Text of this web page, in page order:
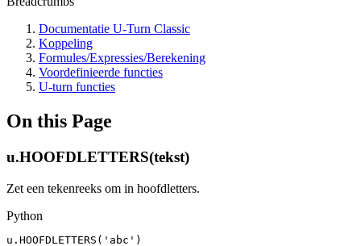
Documentatie U-Turn Classic
Koppeling
Formules/Expressies/Berekening
Voordefinieerde functies
U-turn functies
On this Page
u.HOOFDLETTERS(tekst)
Zet een tekenreeks om in hoofdletters.
Python
u . HOOFDLETTERS ( 'abc' )